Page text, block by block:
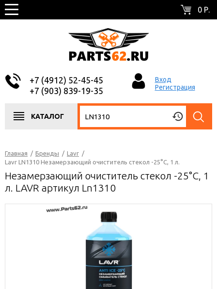
0 Р.
+7 (4912) 52-45-45
+7 (903) 839-19-35
Вход
Регистрация
КАТАЛОГ
Главная / Бренды / Lavr /
Lavr LN1310 Незамерзающий очиститель стекол -25°C, 1 л.
Незамерзающий очиститель стекол -25°C, 1
л. LAVR артикул Ln1310